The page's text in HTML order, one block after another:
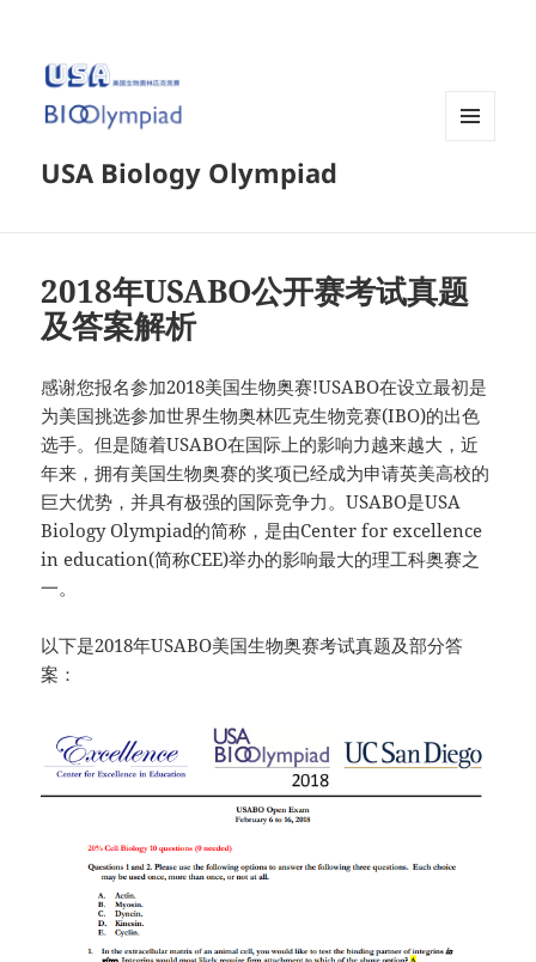
USA Biology Olympiad
2018年USABO公开赛考试真题
及答案解析
感谢您报名参加2018美国生物奥赛!USABO在设立最初是
为美国挑选参加世界生物奥林匹克生物竞赛(IBO)的出色
选手。但是随着USABO在国际上的影响力越来越大，近
年来，拥有美国生物奥赛的奖项已经成为申请英美高校的
巨大优势，并具有极强的国际竞争力。USABO是USA
Biology Olympiad的简称，是由Center for excellence
in education(简称CEE)举办的影响最大的理工科奥赛之
一。
以下是2018年USABO美国生物奥赛考试真题及部分答
案：